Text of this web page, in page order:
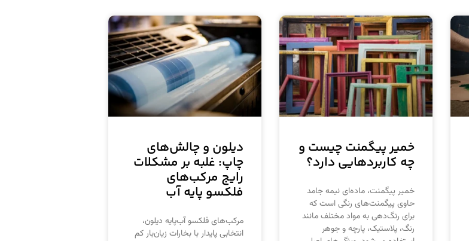
خمیر پیگمنت چیست و
چه کاربردهایی دارد؟
خمیر پیگمنت، ماده‌ای نیمه جامد
حاوی پیگمنت‌های رنگی است که
برای رنگ‌دهی به مواد مختلف مانند
رنگ، پلاستیک، پارچه و جوهر
دیلون و چالش‌های
چاپ: غلبه بر مشکلات
رایج مرکب‌های
فلکسو پایه آب
مرکب‌های فلکسو آب‌پایه دیلون،
انتخابی پایدار با بخارات زیان‌بار کم